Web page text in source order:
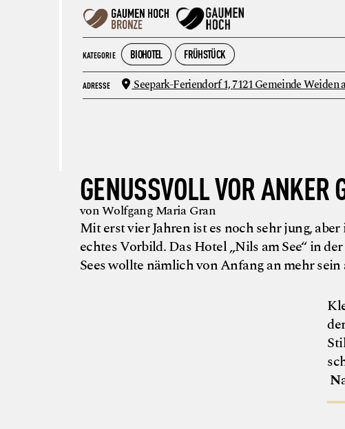
KATEGORIE BIOHOTEL FRÜHSTÜCK
ADRESSE Seepark-Feriendorf 1,7121 Gemeinde Weiden
GENUSSVOLL VOR ANKER
von Wolfgang Maria Gran
Mit erst vier Jahren ist es noch sehr jung,
echtes Vorbild. Das Hotel „Nils am See“ in
Sees wollte nämlich von Anfang an mehr
N